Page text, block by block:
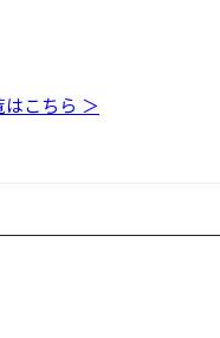
バック
こちら ＞